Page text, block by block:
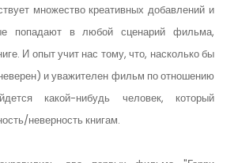
множество креативных добавлений и
попадают в любой сценарий фильма,
И опыт учит нас тому, что, насколько бы
и уважителен фильм по отношению
какой-нибудь человек, который
неверность книгам.